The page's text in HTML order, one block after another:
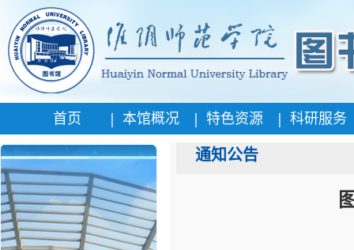
首页 | 本馆概况 | 特色资源 | 科研服务
通知公告